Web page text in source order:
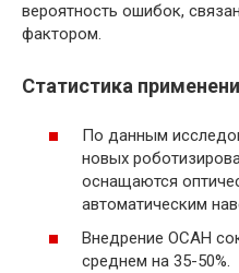
вероятность ошибок,
фактором.
Статистика
По данным
новых
оснащаются
автоматическим
Внедрение ОСАН
среднем на 35-50%.